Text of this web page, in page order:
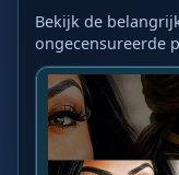
Bekijk de
ongecensureerde